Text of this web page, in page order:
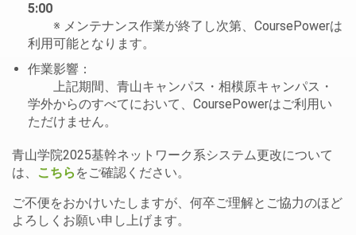
5:00
※ メンテナンス作業が終了し次第、CoursePowerは
利用可能となります。
作業影響：
上記期間、青山キャンパス・相模原キャンパス・
学外からのすべてにおいて、CoursePowerはご利用い
ただけません。
青山学院2025基幹ネットワーク系システム更改について
は、
こちら をご確認ください。
ご不便をおかけいたしますが、何卒ご理解とご協力のほど
よろしくお願い申し上げます。